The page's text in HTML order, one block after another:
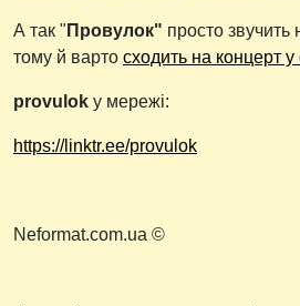
А так " Провулок" просто звучить
тому й варто сходить на концерт у
provulok у мережі:
https://linktr.ee/provulok
Neformat.com.ua ©